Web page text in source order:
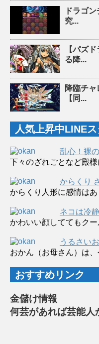
ドラゴ
究...
【パズ
る降...
降臨チャ
【同...
人気上昇中LINEス
乱心！裸
下々のざれごとなど殿様
からくり
からくり人形に感情は
ネコは冷
かわいい顔しててもクー
うるさい
おかん（お母さん）は、
おすすめリンク
金儲け情報
何芸があれば芸能人